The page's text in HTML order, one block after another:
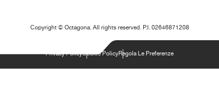
Copyright ©Octagona. All rights reserved. P.I. 02646871208
Privacy PolicyCookie PolicyRegola Le Preferenze